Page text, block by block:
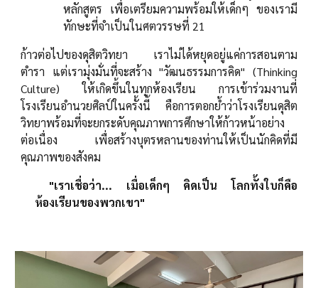
หลักสูตร เพื่อเตรียมความพร้อมให้เด็กๆ ของเรามี
ทักษะที่จำเป็นในศตวรรษที่ 21
ก้าวต่อไปของดุสิตวิทยา เราไม่ได้หยุดอยู่แค่การสอนตาม
ตำรา แต่เรามุ่งมั่นที่จะสร้าง "วัฒนธรรมการคิด" (Thinking
Culture) ให้เกิดขึ้นในทุกห้องเรียน การเข้าร่วมงานที่
โรงเรียนอำนวยศิลป์ในครั้งนี้ คือการตอกย้ำว่าโรงเรียนดุสิต
วิทยาพร้อมที่จะยกระดับคุณภาพการศึกษาให้ก้าวหน้าอย่าง
ต่อเนื่อง เพื่อสร้างบุตรหลานของท่านให้เป็นนักคิดที่มี
คุณภาพของสังคม
"เราเชื่อว่า... เมื่อเด็กๆ คิดเป็น โลกทั้งใบก็คือ
ห้องเรียนของพวกเขา"